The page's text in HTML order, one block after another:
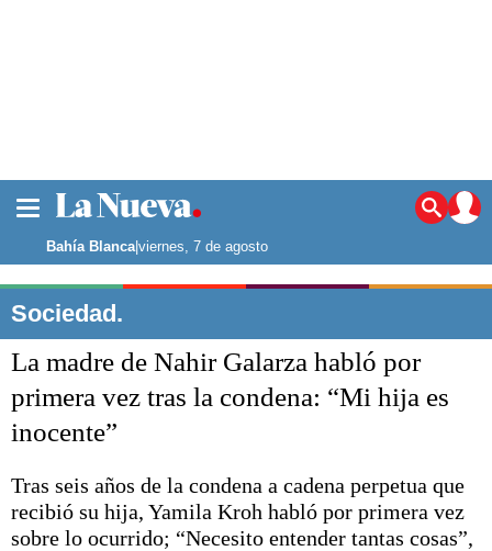
Noticias
La ciudad
Punta Alta
El mundo
Seguridad
Liga del Sur
Básquetbol
Fútbol
Bahía Blanca|viernes, 7 de agosto
Sociedad.
La madre de Nahir Galarza habló por
primera vez tras la condena: “Mi hija es
inocente”
Tras seis años de la condena a cadena perpetua que
recibió su hija, Yamila Kroh habló por primera vez
sobre lo ocurrido; “Necesito entender tantas cosas”,